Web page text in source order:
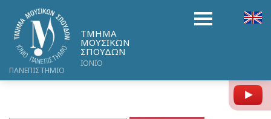
ΤΜΗΜΑ
ΜΟΥΣΙΚΩΝ
ΣΠΟΥΔΩΝ
ΙΟΝΙΟ
ΠΑΝΕΠΙΣΤΗΜΙΟ